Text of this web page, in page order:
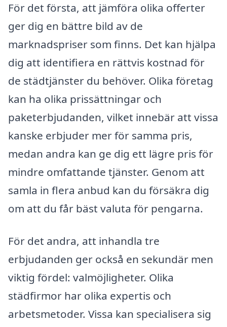
För det första, att jämföra olika offerter
ger dig en bättre bild av de
marknadspriser som finns. Det kan hjälpa
dig att identifiera en rättvis kostnad för
de städtjänster du behöver. Olika företag
kan ha olika prissättningar och
paketerbjudanden, vilket innebär att vissa
kanske erbjuder mer för samma pris,
medan andra kan ge dig ett lägre pris för
mindre omfattande tjänster. Genom att
samla in flera anbud kan du försäkra dig
om att du får bäst valuta för pengarna.
För det andra, att inhandla tre
erbjudanden ger också en sekundär men
viktig fördel: valmöjligheter. Olika
städfirmor har olika expertis och
arbetsmetoder. Vissa kan specialisera sig